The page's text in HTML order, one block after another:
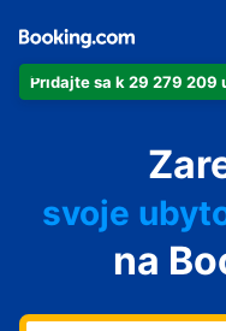
Pridajte sa k 29 279
svoje
svoje
na